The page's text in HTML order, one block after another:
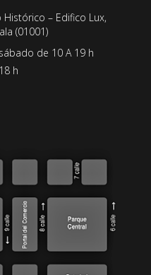
– Edifico Lux,
(01001)
de 10 A 19 h
h